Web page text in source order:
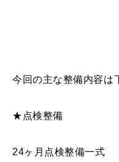
今回の主な整備内容は
★点検整備
24ヶ月点検整備一式